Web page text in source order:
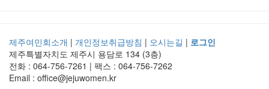
제주여민회소개 | 개인정보취급방침 | 오시는길 | 로그인
제주특별자치도 제주시 용담로 134 (3층)
전화 : 064-756-7261 | 팩스 : 064-756-7262
Email : office@jejuwomen.kr